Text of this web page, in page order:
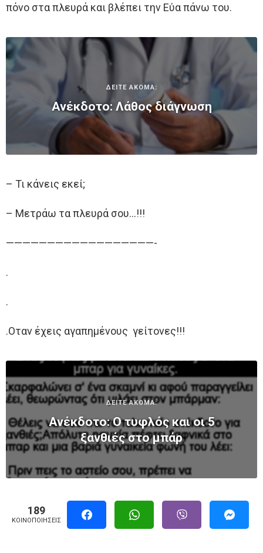
πόνο στα πλευρά και βλέπει την Εύα πάνω του.
ΔΕΙΤΕ ΑΚΟΜΑ:
Ανέκδοτο: Λάθος διάγνωση
– Τι κάνεις εκεί;
– Μετράω τα πλευρά σου…!!!
——————————————————-
.
.
.Οταν έχεις αγαπημένους γείτονες!!!
ΔΕΙΤΕ ΑΚΟΜΑ:
Ανέκδοτο: Ο τυφλός και οι 5
ξανθιές στο μπάρ
189
ΚΟΙΝΟΠΟΙΉΣΕΙΣ